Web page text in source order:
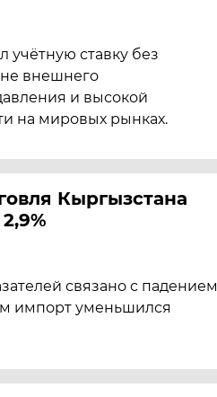
учётную ставку без
внешнего
и высокой
на мировых рынках.
Кыргызстана
связано с падением
импорт уменьшился